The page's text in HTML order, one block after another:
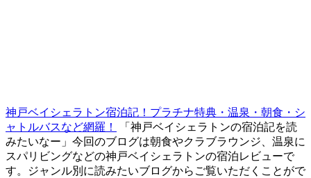
神戸ベイシェラトン宿泊記！プラチナ特典・温泉・朝食・シ
ャトルバスなど網羅！
「神戸ベイシェラトンの宿泊記を読
みたいなー」今回のブログは朝食やクラブラウンジ、温泉に
スパリビングなどの神戸ベイシェラトンの宿泊レビューで
す。ジャンル別に読みたいブログからご覧いただくことがで